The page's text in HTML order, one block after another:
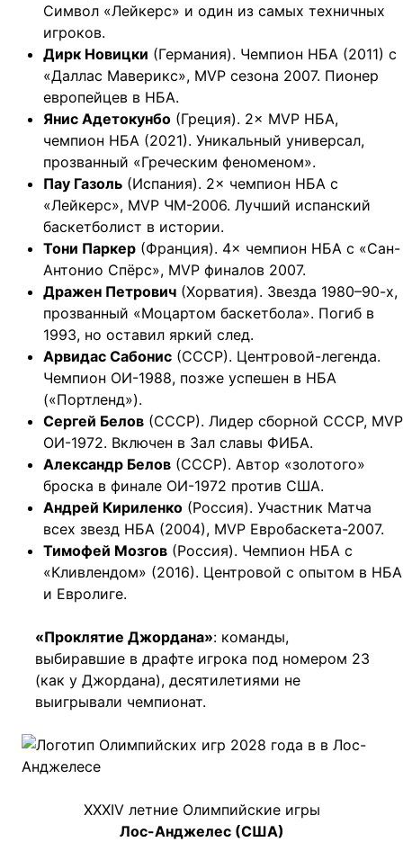
Символ «Лейкерс» и один из самых техничных
игроков.
Дирк Новицки (Германия). Чемпион НБА (2011) с
«Даллас Маверикс», MVP сезона 2007. Пионер
европейцев в НБА.
Янис Адетокунбо (Греция). 2× MVP НБА,
чемпион НБА (2021). Уникальный универсал,
прозванный «Греческим феноменом».
Пау Газоль (Испания). 2× чемпион НБА с
«Лейкерс», MVP ЧМ-2006. Лучший испанский
баскетболист в истории.
Тони Паркер (Франция). 4× чемпион НБА с «Сан-
Антонио Спёрс», MVP финалов 2007.
Дражен Петрович (Хорватия). Звезда 1980–90-х,
прозванный «Моцартом баскетбола». Погиб в
1993, но оставил яркий след.
Арвидас Сабонис (СССР). Центровой-легенда.
Чемпион ОИ-1988, позже успешен в НБА
(«Портленд»).
Сергей Белов (СССР). Лидер сборной СССР, MVP
ОИ-1972. Включен в Зал славы ФИБА.
Александр Белов (СССР). Автор «золотого»
броска в финале ОИ-1972 против США.
Андрей Кириленко (Россия). Участник Матча
всех звезд НБА (2004), MVP Евробаскета-2007.
Тимофей Мозгов (Россия). Чемпион НБА с
«Кливлендом» (2016). Центровой с опытом в НБА
и Евролиге.
«Проклятие Джордана»: команды,
выбиравшие в драфте игрока под номером 23
(как у Джордана), десятилетиями не
выигрывали чемпионат.
XXXIV летние Олимпийские игры
Лос-Анджелес (США)